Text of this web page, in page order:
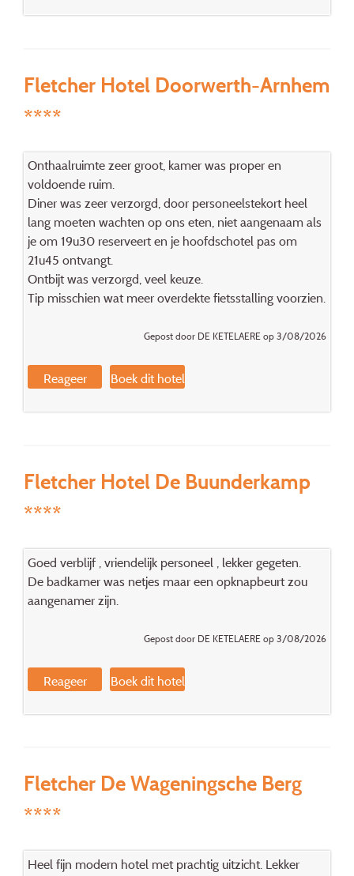
Fletcher Hotel Doorwerth-Arnhem
****
Onthaalruimte zeer groot, kamer was proper en
voldoende ruim.
Diner was zeer verzorgd, door personeelstekort heel
lang moeten wachten op ons eten, niet aangenaam als
je om 19u30 reserveert en je hoofdschotel pas om
21u45 ontvangt.
Ontbijt was verzorgd, veel keuze.
Tip misschien wat meer overdekte fietsstalling voorzien.
Gepost door DE KETELAERE op 3/08/2026
Reageer Boek dit hotel
Fletcher Hotel De Buunderkamp
****
Goed verblijf , vriendelijk personeel , lekker gegeten.
De badkamer was netjes maar een opknapbeurt zou
aangenamer zijn.
Gepost door DE KETELAERE op 3/08/2026
Reageer Boek dit hotel
Fletcher De Wageningsche Berg
****
Heel fijn modern hotel met prachtig uitzicht. Lekker